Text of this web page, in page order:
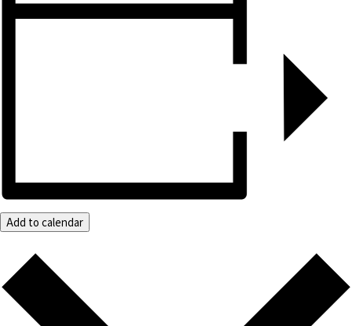
Add to calendar